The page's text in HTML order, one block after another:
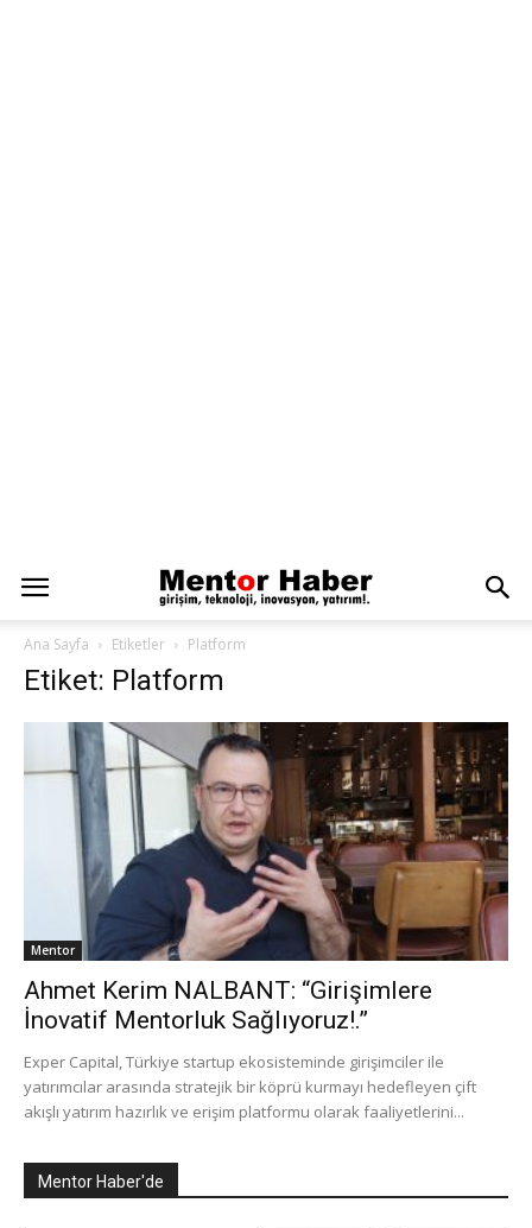
Ana Sayfa Etiketler Platform
Etiket: Platform
Mentor
Ahmet Kerim NALBANT: “Girişimlere
İnovatif Mentorluk Sağlıyoruz!.”
Exper Capital, Türkiye startup ekosisteminde girişimciler ile
yatırımcılar arasında stratejik bir köprü kurmayı hedefleyen çift
akışlı yatırım hazırlık ve erişim platformu olarak faaliyetlerini...
Mentor Haber'de